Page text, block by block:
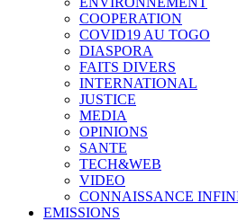
COOPERATION
COVID19 AU TOGO
DIASPORA
FAITS DIVERS
INTERNATIONAL
JUSTICE
MEDIA
OPINIONS
SANTE
TECH&WEB
VIDEO
CONNAISSANCE
EMISSIONS